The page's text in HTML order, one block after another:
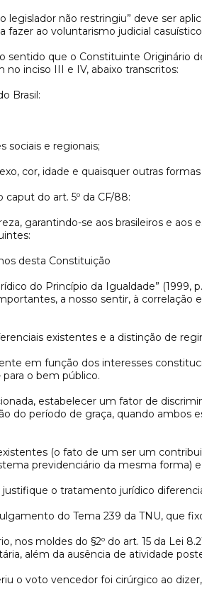
não restringiu” deve ser
fazer ao voluntarismo judicial
que o Constituinte Originário
inciso III e IV, abaixo transcritos:
Brasil:
sociais e regionais;
cor, idade e quaisquer outras
do art. 5º da CF/88:
garantindo-se aos brasileiros e
desta Constituição
do Princípio da Igualdade”
a nosso sentir, à
existentes e a distinção de
em função dos interesses
o bem público.
estabelecer um fator de
do período de graça, quando ambos
(o fato de um ser um
previdenciário da mesma forma)
o tratamento jurídico
do Tema 239 da TNU, que
moldes do §2º do art. 15 da Lei
além da ausência de atividade
o voto vencedor foi cirúrgico ao